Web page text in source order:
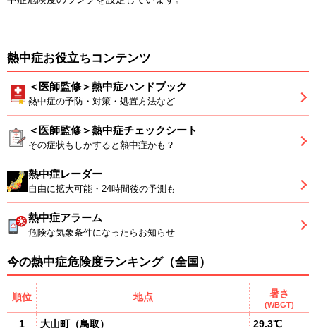
熱中症お役立ちコンテンツ
＜医師監修＞熱中症ハンドブック
熱中症の予防・対策・処置方法など
＜医師監修＞熱中症チェックシート
その症状もしかすると熱中症かも？
熱中症レーダー
自由に拡大可能・24時間後の予測も
熱中症アラーム
危険な気象条件になったらお知らせ
今の熱中症危険度ランキング（全国）
順位 地点 暑さ
(WBGT)
1 大山町（鳥取） 29.3℃